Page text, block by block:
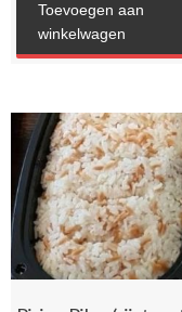
Toevoegen aan
winkelwagen